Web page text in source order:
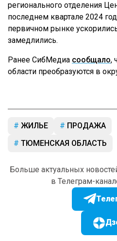
регионального отделения
последнем квартале 2024
первичном рынке
замедлились.
Ранее СибМедиа сообщало,
области преобразуются в
ЖИЛЬЕ
ПРОДАЖА
ТЮМЕНСКАЯ ОБЛАСТЬ
Больше актуальных
в Телеграм-